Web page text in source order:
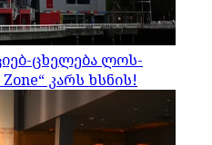
ცხელება ლოს-
კარს ხსნის!